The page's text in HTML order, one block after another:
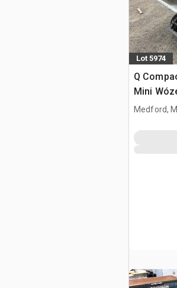
Lot 5974
Q
Mini
Medford,